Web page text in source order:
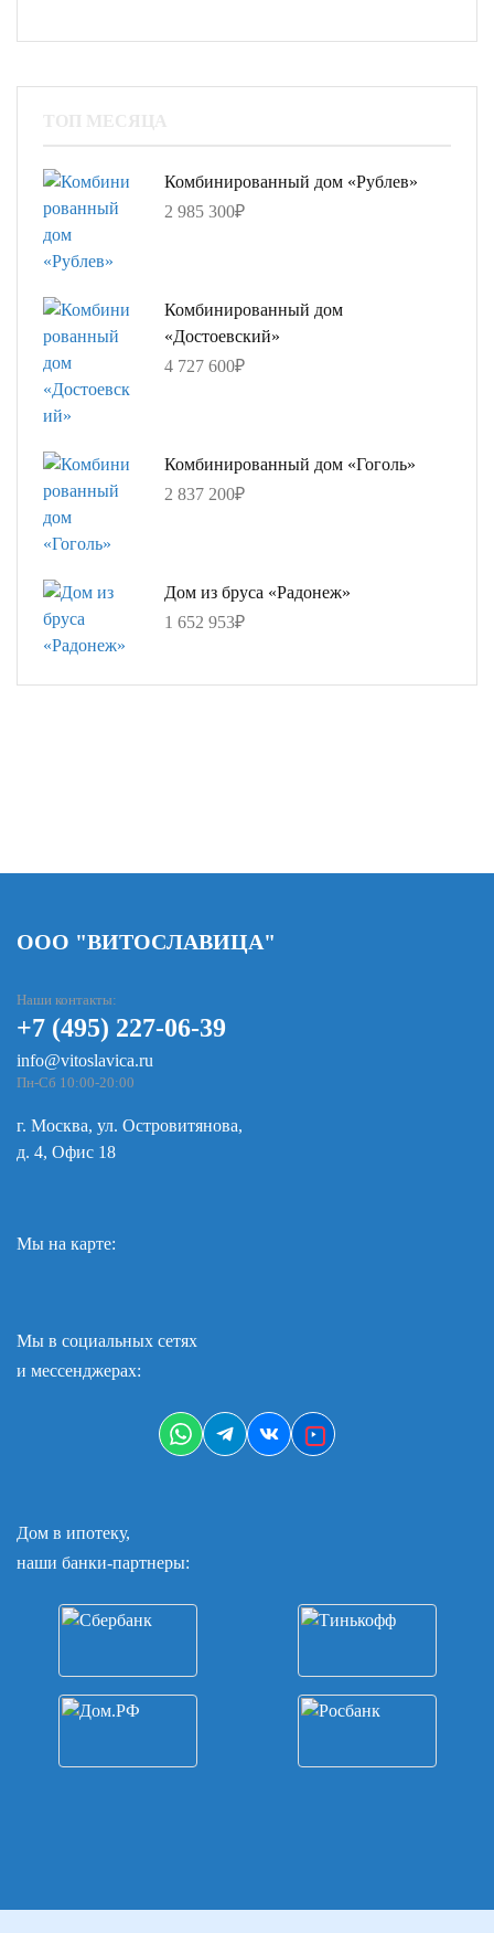
Комбинированный дом «Рублев»
2 985 300₽
Комбинированный дом
«Достоевский»
4 727 600₽
Комбинированный дом «Гоголь»
2 837 200₽
Дом из бруса «Радонеж»
1 652 953₽
ООО "ВИТОСЛАВИЦА"
Наши контакты:
+7 (495) 227-06-39
info@vitoslavica.ru
Пн-Сб 10:00-20:00
г. Москва, ул. Островитянова,
д. 4, Офис 18
Мы на карте:
Мы в социальных сетях
и мессенджерах:
Дом в ипотеку,
наши банки-партнеры: